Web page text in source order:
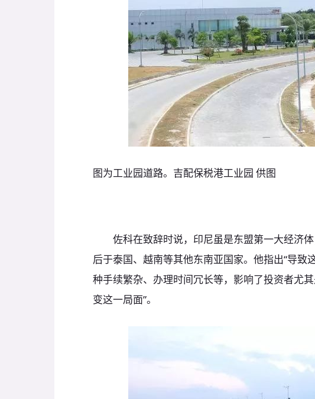
图为工业园道路。吉配保税港工业园 供图
佐科在致辞时说，印尼虽是东盟第一大经济体
后于泰国、越南等其他东南亚国家。他指出“导致
种手续繁杂、办理时间冗长等，影响了投资者尤
变这一局面”。